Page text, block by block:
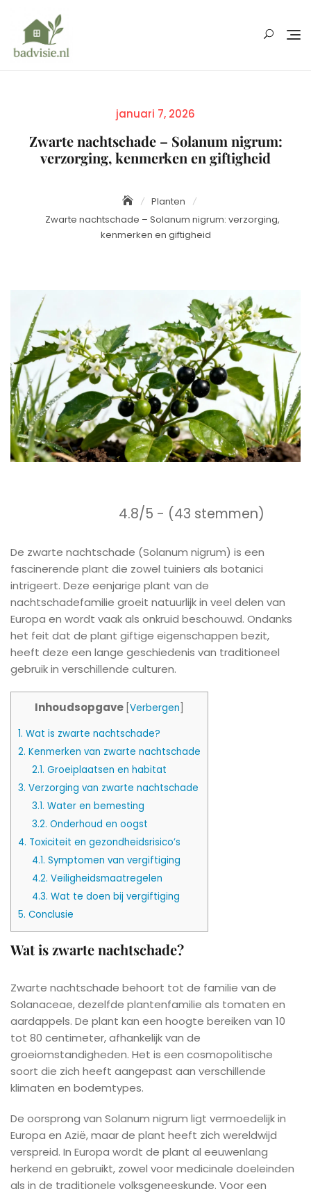
content
Posted
januari 7, 2026
Zwarte nachtschade – Solanum nigrum:
verzorging, kenmerken en giftigheid
Planten
Zwarte nachtschade – Solanum nigrum: verzorging,
kenmerken en giftigheid
4.8/5 - (43 stemmen)
De zwarte nachtschade (Solanum nigrum) is een
fascinerende plant die zowel tuiniers als botanici
intrigeert. Deze eenjarige plant van de
nachtschadefamilie groeit natuurlijk in veel delen van
Europa en wordt vaak als onkruid beschouwd. Ondanks
het feit dat de plant giftige eigenschappen bezit,
heeft deze een lange geschiedenis van traditioneel
gebruik in verschillende culturen.
Inhoudsopgave Verbergen
1. Wat is zwarte nachtschade?
2. Kenmerken van zwarte nachtschade
2.1. Groeiplaatsen en habitat
3. Verzorging van zwarte nachtschade
3.1. Water en bemesting
3.2. Onderhoud en oogst
4. Toxiciteit en gezondheidsrisico’s
4.1. Symptomen van vergiftiging
4.2. Veiligheidsmaatregelen
4.3. Wat te doen bij vergiftiging
5. Conclusie
Wat is zwarte nachtschade?
Zwarte nachtschade behoort tot de familie van de
Solanaceae, dezelfde plantenfamilie als tomaten en
aardappels. De plant kan een hoogte bereiken van 10
tot 80 centimeter, afhankelijk van de
groeiomstandigheden. Het is een cosmopolitische
soort die zich heeft aangepast aan verschillende
klimaten en bodemtypes.
De oorsprong van Solanum nigrum ligt vermoedelijk in
Europa en Azië, maar de plant heeft zich wereldwijd
verspreid. In Europa wordt de plant al eeuwenlang
herkend en gebruikt, zowel voor medicinale doeleinden
als in de traditionele volksgeneeskunde. Voor een